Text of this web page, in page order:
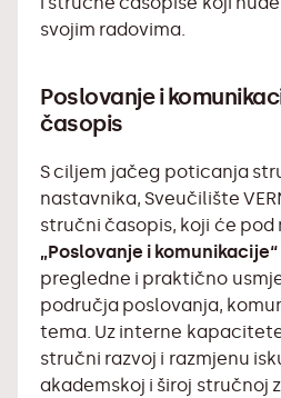
svojim radovima.
Poslovanje i
časopis
S ciljem jačeg poticanja
nastavnika, Sveučilište
stručni časopis, koji će pod
„Poslovanje i komunikacije“
pregledne i praktično
područja poslovanja,
tema. Uz interne
stručni razvoj i razmjenu
akademskoj i široj stručnoj